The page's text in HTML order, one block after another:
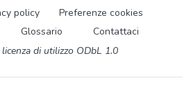
policy
Preferenze cookies
Glossario
Contattaci
di utilizzo ODbL 1.0